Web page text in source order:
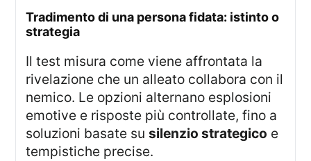
tradimento di una persona fidata: istinto o
strategia
Il test misura come viene affrontata la
rivelazione che un alleato collabora con il
nemico. Le opzioni alternano esplosioni
emotive e risposte più controllate, fino a
soluzioni basate susilenzio strategico e
tempistiche precise.